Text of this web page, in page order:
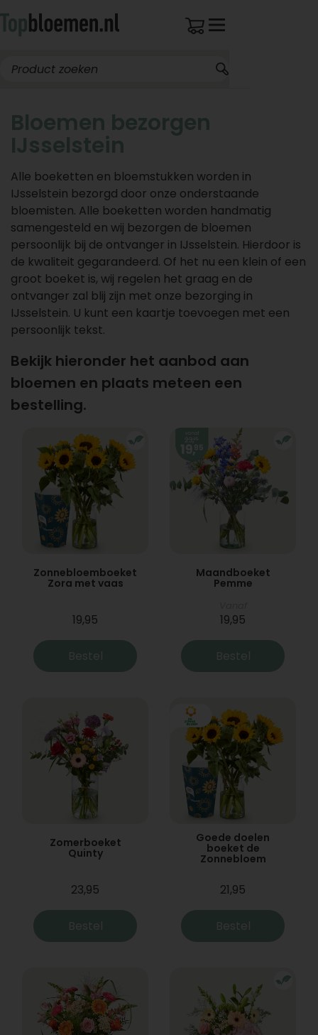
Bloemen bezorgen
IJsselstein
Alle boeketten en bloemstukken worden in
IJsselstein bezorgd door onze onderstaande
bloemisten. Alle boeketten worden handmatig
samengesteld en wij bezorgen de bloemen
persoonlijk bij de ontvanger in IJsselstein. Hierdoor is
de kwaliteit gegarandeerd. Of het nu een klein of een
groot boeket is, wij regelen het graag en de
ontvanger zal blij zijn met onze bezorging in
IJsselstein. U kunt een kaartje toevoegen met een
persoonlijk tekst.
Bekijk hieronder het aanbod aan
bloemen en plaats meteen een
bestelling.
Zonnebloemboeket
Zora met vaas
19,95
Bestel
Maandboeket
Pemme
19,95
Bestel
Zomerboeket
Quinty
23,95
Bestel
Goede doelen
boeket de
Zonnebloem
21,95
Bestel